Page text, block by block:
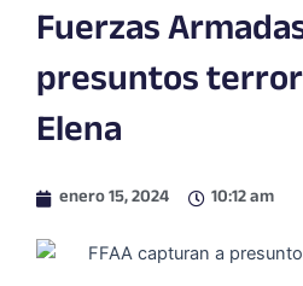
Fuerzas
presuntos
Elena
enero 15, 2024 10:12 am